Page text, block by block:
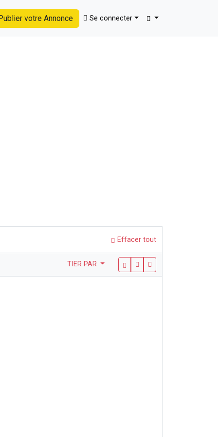
votre Annonce Se connecter
Trouver
Effacer tout
TIER PAR